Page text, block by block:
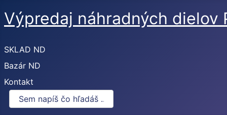
Výpredaj náhradných dielov
SKLAD ND
Bazár ND
Kontakt